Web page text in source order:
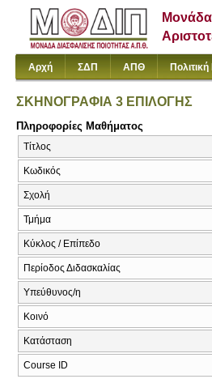
Μονάδα
Αρχή ΣΔΠ ΑΠΘ
ΣΚΗΝΟΓΡΑΦΙΑ 3 ΕΠΙΛΟΓΗΣ
Πληροφορίες Μαθήματος
Τίτλος
Κωδικός
Σχολή
Τμήμα
Κύκλος / Επίπεδο
Περίοδος Διδασκαλίας
Υπεύθυνος/η
Κοινό
Κατάσταση
Course ID